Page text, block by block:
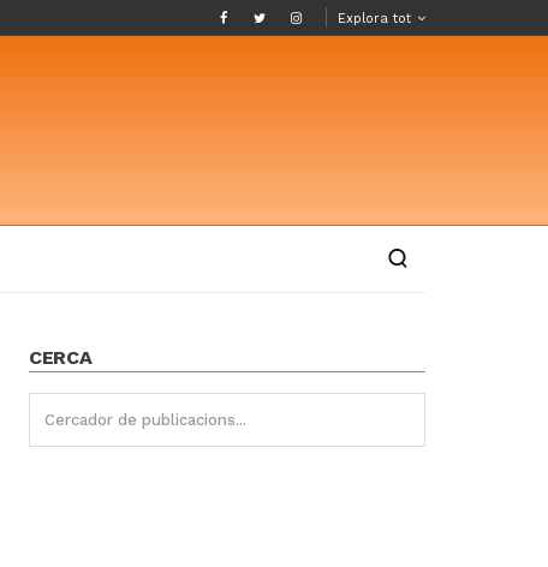
Explora tot
CERCA